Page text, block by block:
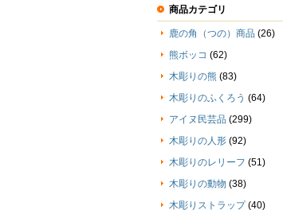
商品カテゴリ
鹿の角（つの）商品 (26)
熊ボッコ (62)
木彫りの熊 (83)
木彫りのふくろう (64)
アイヌ民芸品 (299)
木彫りの人形 (92)
木彫りのレリーフ (51)
木彫りの動物 (38)
木彫りストラップ (40)